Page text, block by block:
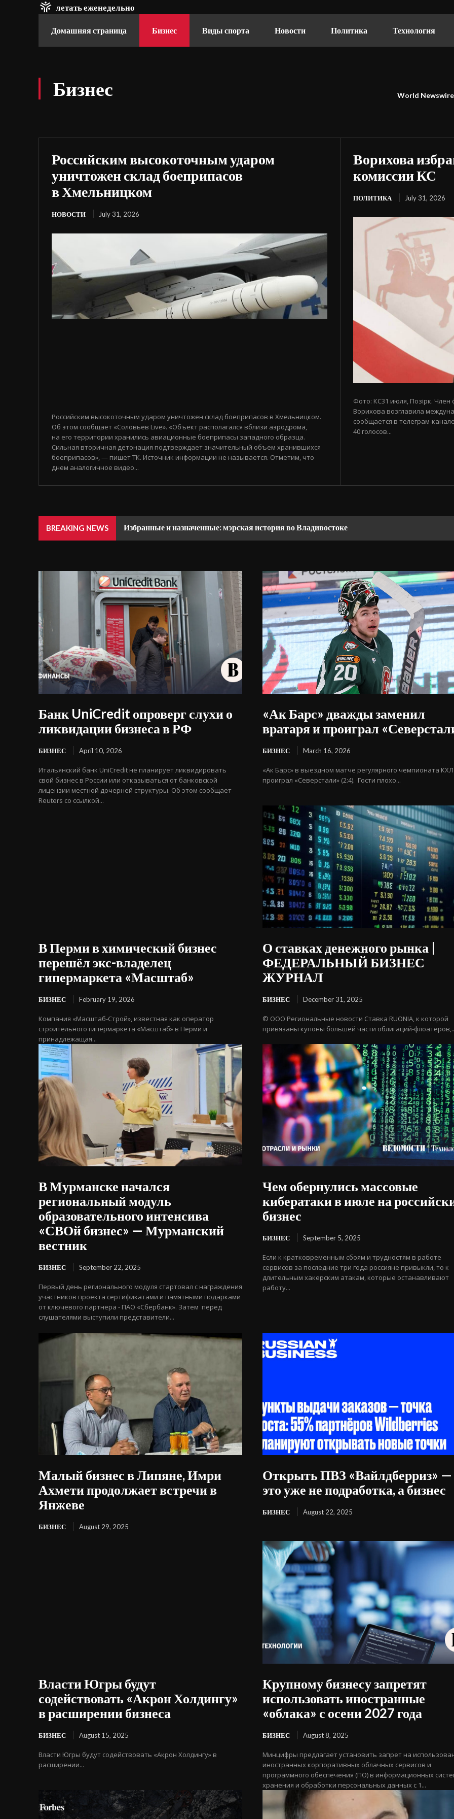
летать еженедельно
Домашняя страница Бизнес Виды спорта Новости Политика Технология
Бизнес World Newswire
Российским высокоточным ударом
уничтожен склад боеприпасов
в Хмельницком
НОВОСТИ July 31, 2026
Российским высокоточным ударом уничтожен склад боеприпасов в Хмельницком.
Об этом сообщает «Соловьев Live». «Объект располагался вблизи аэродрома,
на его территории хранились авиационные боеприпасы западного образца.
Сильная вторичная детонация подтверждает значительный объем хранившихся
боеприпасов», — пишет ТК. Источник информации не называется. Отметим, что
днем аналогичное видео...
Ворихова
комиссии КС
ПОЛИТИКА July 31, 2026
Фото: КС31 июля, Позірк. Член
Ворихова возглавила
сообщается в телеграм-
40 голосов...
BREAKING NEWS Избранные и назначенные: мэрская история во Владивостоке
Дмитриев: санкции против России не работают и обходятся ЕС более чем в €3 трлн
Банк UniCredit опроверг слухи о
ликвидации бизнеса в РФ
БИЗНЕС April 10, 2026
Итальянский банк UniCredit не планирует ликвидировать
свой бизнес в России или отказываться от банковской
лицензии местной дочерней структуры. Об этом сообщает
Reuters со ссылкой...
«Ак Барс» дважды заменил
вратаря и проиграл
БИЗНЕС March 16, 2026
«Ак Барс» в выездном матче регулярного чемпионата КХЛ
проиграл «Северстали» (2:4). Гости плохо...
В Перми в химический бизнес
перешёл экс-владелец
гипермаркета «Масштаб»
БИЗНЕС February 19, 2026
Компания «Масштаб-Строй», известная как оператор
строительного гипермаркета «Масштаб» в Перми и
принадлежащая...
О ставках денежного рынка |
ФЕДЕРАЛЬНЫЙ БИЗНЕС
ЖУРНАЛ
БИЗНЕС December 31, 2025
© ООО Региональные новости Ставка RUONIA, к которой
привязаны купоны большей части облигаций-
В Мурманске начался
региональный модуль
образовательного интенсива
«СВОй бизнес» — Мурманский
вестник
БИЗНЕС September 22, 2025
Первый день регионального модуля стартовал с награждения
участников проекта сертификатами и памятными подарками
от ключевого партнера - ПАО «Сбербанк». Затем перед
слушателями выступили представители...
Чем обернулись массовые
кибератаки в июле на
бизнес
БИЗНЕС September 5, 2025
Если к кратковременным сбоям и трудностям в работе
сервисов за последние три года россияне привыкли, то к
длительным хакерским атакам, которые останавливают
работу...
Малый бизнес в Липяне, Имри
Ахмети продолжает встречи в
Янжеве
БИЗНЕС August 29, 2025
Открыть ПВЗ «Вайлдберриз» —
это уже не подработка, а бизнес
БИЗНЕС August 22, 2025
Власти Югры будут
содействовать «Акрон Холдингу»
в расширении бизнеса
БИЗНЕС August 15, 2025
Власти Югры будут содействовать «Акрон Холдингу» в
расширении...
Крупному бизнесу запретят
использовать иностранные
«облака» с осени 2027 года
БИЗНЕС August 8, 2025
Минцифры предлагает установить запрет на
иностранных корпоративных облачных сервисов и
программного обеспечения (ПО) в информационных
хранения и обработки персональных данных с 1...